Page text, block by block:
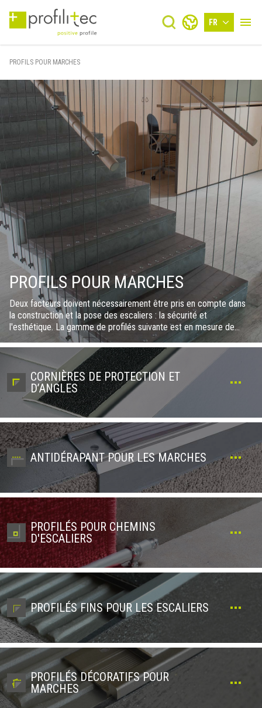
FR
PROFILS POUR MARCHES
PROFILS POUR MARCHES
Deux facteurs doivent nécessairement être pris en compte dans
la construction et la pose des escaliers : la sécurité et
l'esthétique. La gamme de profilés suivante est en mesure de
répondre à ces deux exigences. Nous proposons une vaste
gamme de nez de marches techniques, adaptés à tous les types
de revêtements et parfaitement conformes aux réglementations
européennes en vigueur en matière de sécurité, donc parfaits pour
la mise aux normes des édifices publics. Grâce aux profilés, les
arêtes de la marche seront également renforcées aux endroits les
plus fragiles et les plus exposés aux contraintes mécaniques dues
au passage et, donc, plus résistantes dans le temps. Les nez de
marches sont conçus aussi bien pour posés pendant la
construction de l'escalier qu’après son installation et sont donc
parfaits en cas de rénovation. Notre vaste gamme de matériaux et
de finitions vous permettra de choisir la solution la plus
appropriée, au niveau esthétique, pour votre escalier.
CORNIÈRES DE PROTECTION ET
D’ANGLES
ANTIDÉRAPANT POUR LES MARCHES
PROFILÉS POUR CHEMINS
D'ESCALIERS
PROFILÉS FINS POUR LES ESCALIERS
PROFILÉS DÉCORATIFS POUR
MARCHES